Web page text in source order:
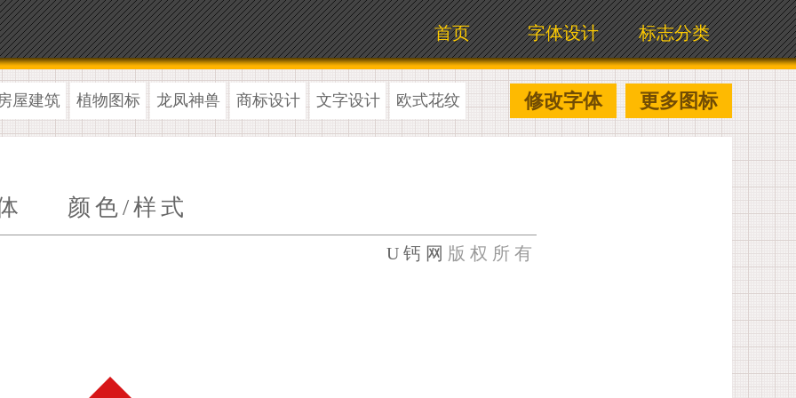
标志分类
字体设计
首页
屋建筑 植物图标 龙凤神兽 商标设计 文字设计 欧式花纹 更多图标
修改字体
颜色/样式
U钙网 版权所有